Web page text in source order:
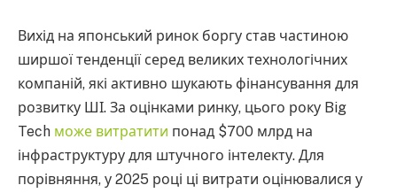
Вихід на японський ринок боргу став частиною
ширшої тенденції серед великих технологічних
компаній, які активно шукають фінансування для
розвитку ШІ. За оцінками ринку, цього року Big
Tech може витратити понад $700 млрд на
інфраструктуру для штучного інтелекту. Для
порівняння, у 2025 році ці витрати оцінювалися у